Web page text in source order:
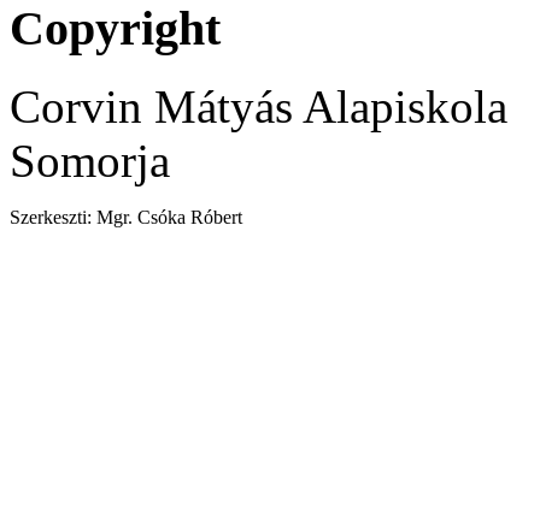
Copyright
Corvin Mátyás Alapiskola
Somorja
Szerkeszti: Mgr. Csóka Róbert